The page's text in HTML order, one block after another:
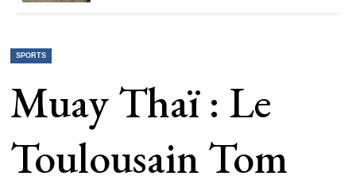
SPORTS
Muay Thaï : Le
Toulousain Tom